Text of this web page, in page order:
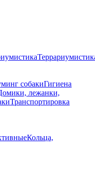
собакиГигиена
лежанки,
Транспортировка
Кольца,